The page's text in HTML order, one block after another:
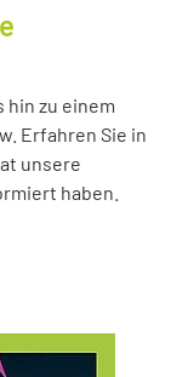
hin zu einem
Erfahren Sie in
unsere
haben.